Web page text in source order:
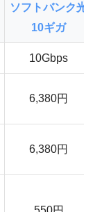
ソフトバンク光
10ギガ
10Gbps
6,380円
6,380円